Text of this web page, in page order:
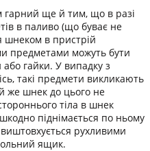
гарний ще й тим, що в разі
в паливо (що буває не
шнеком в пристрій
предметами можуть бути
або гайки. У випадку з
такі предмети викликають
же шнек до цього не
тіла в шнек
піднімається по ньому
рухливими
ящик.